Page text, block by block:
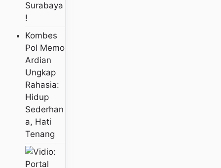
Surabaya
!
Kombes
Pol Memo
Ardian
Ungkap
Rahasia:
Hidup
Sederhan
A, Hati
Tenang